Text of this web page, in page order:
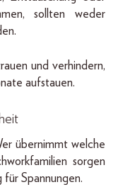
sollten weder
und verhindern,
aufstauen.
übernimmt welche
sorgen
Spannungen.